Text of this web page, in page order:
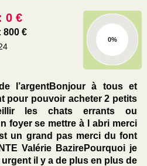
0 €
800 €
0%
l’argentBonjour à tous et
pour pouvoir acheter 2 petits
les chats errants ou
foyer se mettre à l abri merci
un grand pas merci du font
Valérie BazirePourquoi je
urgent il y a de plus en plus de